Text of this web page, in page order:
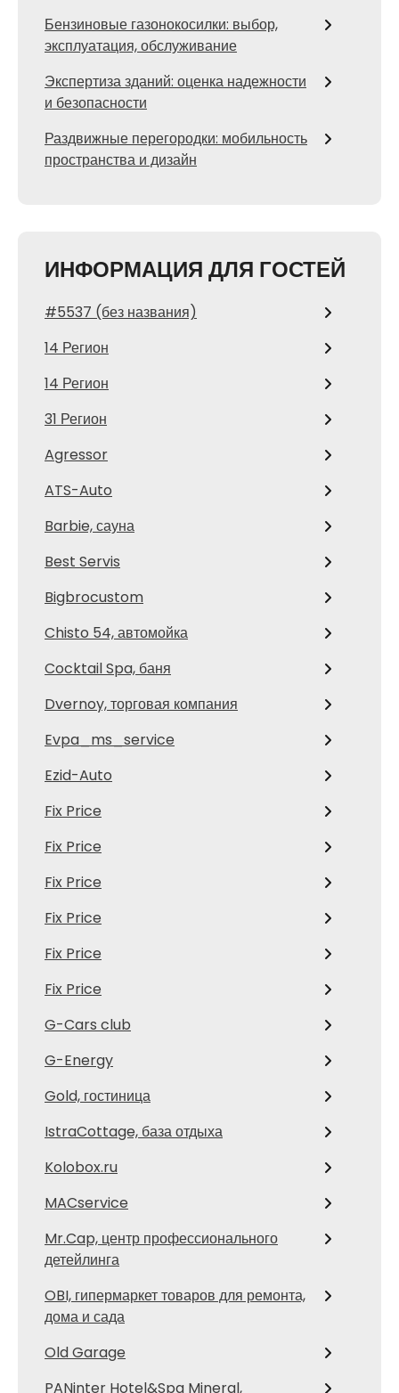
Бензиновые газонокосилки: выбор,
эксплуатация, обслуживание
Экспертиза зданий: оценка надежности
и безопасности
Раздвижные перегородки: мобильность
пространства и дизайн
ИНФОРМАЦИЯ ДЛЯ ГОСТЕЙ
#5537 (без названия)
14 Регион
14 Регион
31 Регион
Agressor
ATS-Auto
Barbie, сауна
Best Servis
Bigbrocustom
Chisto 54, автомойка
Cocktail Spa, баня
Dvernoy, торговая компания
Evpa_ms_service
Ezid-Auto
Fix Price
Fix Price
Fix Price
Fix Price
Fix Price
Fix Price
G-Cars club
G-Energy
Gold, гостиница
IstraCottage, база отдыха
Kolobox.ru
MACservice
Mr.Cap, центр профессионального
детейлинга
OBI, гипермаркет товаров для ремонта,
дома и сада
Old Garage
PANinter Hotel&Spa Mineral,